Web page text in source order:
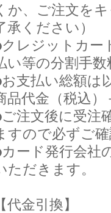
か、ご注文を
承ください）
レジットカー
い等の分割手
支払い総額は
品代金（税込）
注文後に受注
すので必ずご
ード発行会社
ただきます。
【代金引換】